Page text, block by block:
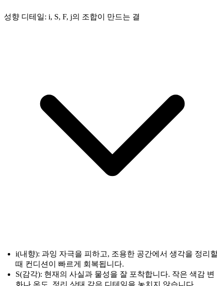
성향 디테일: i, S, F, j의 조합이 만드는 결
i(내향): 과잉 자극을 피하고, 조용한 공간에서 생각을 정리
때 컨디션이 빠르게 회복됩니다.
S(감각): 현재의 사실과 물성을 잘 포착합니다. 작은 색감 변
화나 온도, 정리 상태 같은 디테일을 놓치지 않습니다.